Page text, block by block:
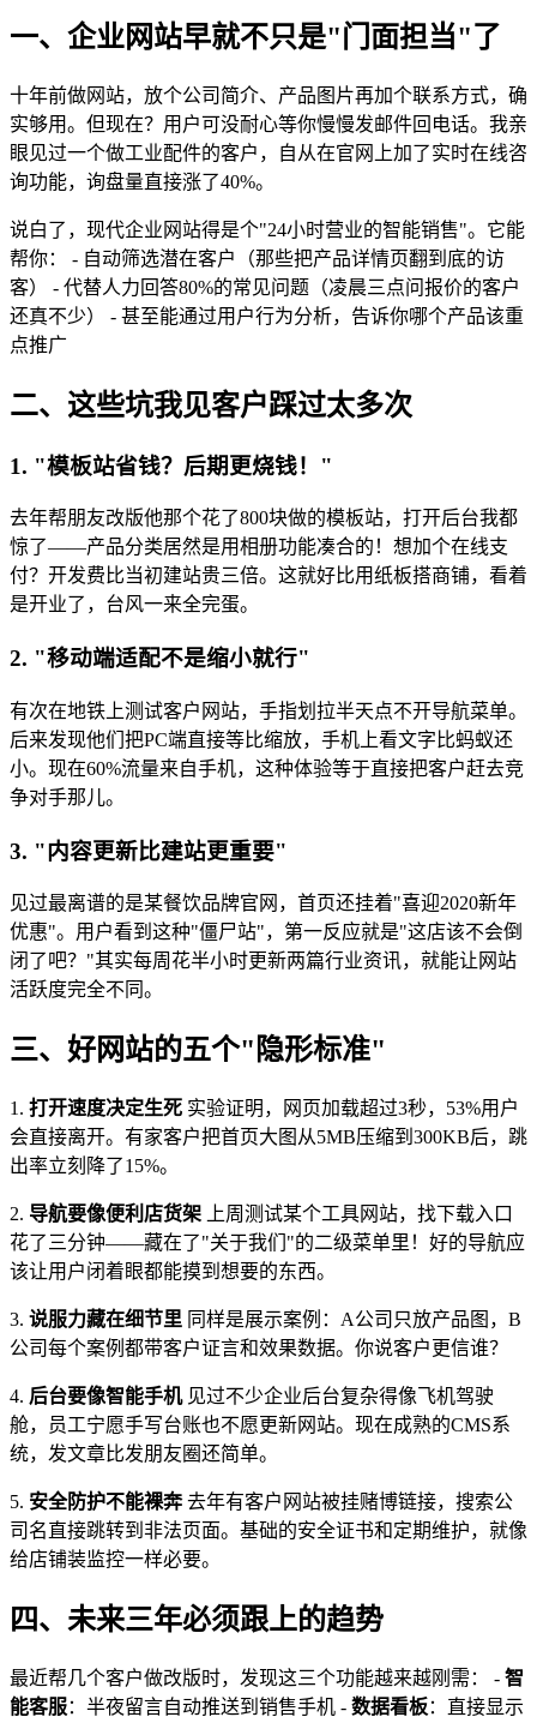
一、企业网站早就不只是"门面担当"了
十年前做网站，放个公司简介、产品图片再加个联系方式，确
实够用。但现在？用户可没耐心等你慢慢发邮件回电话。我亲
眼见过一个做工业配件的客户，自从在官网上加了实时在线咨
询功能，询盘量直接涨了40%。
说白了，现代企业网站得是个"24小时营业的智能销售"。它能
帮你： - 自动筛选潜在客户（那些把产品详情页翻到底的访
客） - 代替人力回答80%的常见问题（凌晨三点问报价的客户
还真不少） - 甚至能通过用户行为分析，告诉你哪个产品该重
点推广
二、这些坑我见客户踩过太多次
1. "模板站省钱？后期更烧钱！"
去年帮朋友改版他那个花了800块做的模板站，打开后台我都
惊了——产品分类居然是用相册功能凑合的！想加个在线支
付？开发费比当初建站贵三倍。这就好比用纸板搭商铺，看着
是开业了，台风一来全完蛋。
2. "移动端适配不是缩小就行"
有次在地铁上测试客户网站，手指划拉半天点不开导航菜单。
后来发现他们把PC端直接等比缩放，手机上看文字比蚂蚁还
小。现在60%流量来自手机，这种体验等于直接把客户赶去竞
争对手那儿。
3. "内容更新比建站更重要"
见过最离谱的是某餐饮品牌官网，首页还挂着"喜迎2020新年
优惠"。用户看到这种"僵尸站"，第一反应就是"这店该不会倒
闭了吧？"其实每周花半小时更新两篇行业资讯，就能让网站
活跃度完全不同。
三、好网站的五个"隐形标准"
1. 打开速度决定生死 实验证明，网页加载超过3秒，53%用户
会直接离开。有家客户把首页大图从5MB压缩到300KB后，跳
出率立刻降了15%。
2. 导航要像便利店货架 上周测试某个工具网站，找下载入口
花了三分钟——藏在了"关于我们"的二级菜单里！好的导航应
该让用户闭着眼都能摸到想要的东西。
3. 说服力藏在细节里 同样是展示案例：A公司只放产品图，B
公司每个案例都带客户证言和效果数据。你说客户更信谁？
4. 后台要像智能手机见过不少企业后台复杂得像飞机驾驶
舱，员工宁愿手写台账也不愿更新网站。现在成熟的CMS系
统，发文章比发朋友圈还简单。
5. 安全防护不能裸奔去年有客户网站被挂赌博链接，搜索公
司名直接跳转到非法页面。基础的安全证书和定期维护，就像
给店铺装监控一样必要。
四、未来三年必须跟上的趋势
最近帮几个客户做改版时，发现这三个功能越来越刚需： - 智
能客服：半夜留言自动推送到销售手机 - 数据看板：直接显示